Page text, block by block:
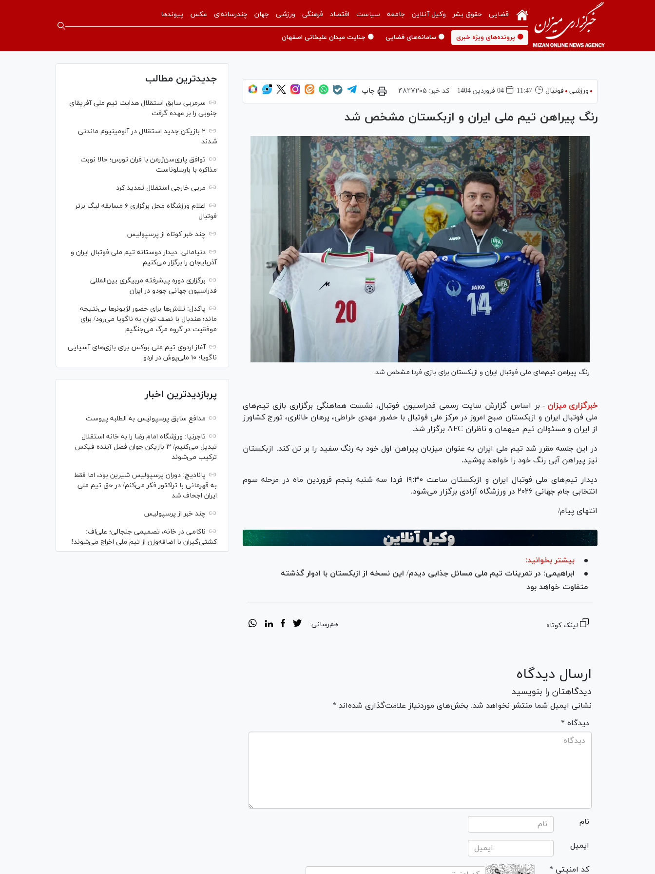
قضایی حقوق بشر وکیل آنلاین جامعه سیاست اقتصاد فرهنگی ورزشی جهان چندرسانه‌ای عکس پیوندها
🟡 پرونده‌های ویژه خبری 🟡 سامانه‌های قضایی 🟡 جنایت میدان علیخانی اصفهان
ورزشی فوتبال 11:47 04 فروردين 1404 کد خبر: ۴۸۲۷۲۰۵ چاپ
رنگ پیراهن تیم ملی ایران و ازبکستان مشخص شد
رنگ پیراهن تیم‌های ملی فوتبال ایران و ازبکستان برای بازی فردا مشخص شد.
خبرگزاری میزان - بر اساس گزارش سایت رسمی فدراسیون فوتبال، نشست هماهنگی برگزاری بازی تیم‌های
ملی فوتبال ایران و ازبکستان صبح امروز در مرکز ملی فوتبال با حضور مهدی خراطی، پرهان خانلری، تورج کشاورز
از ایران و مسئولان تیم میهمان و ناظران AFC برگزار شد.
در این جلسه مقرر شد تیم ملی ایران به عنوان میزبان پیراهن اول خود به رنگ سفید را بر تن کند. ازبکستان
نیز پیراهن آبی رنگ خود را خواهد پوشید.
دیدار تیم‌های ملی فوتبال ایران و ازبکستان ساعت ۱۹:۳۰ فردا سه شنبه پنجم فروردین ماه در مرحله سوم
انتخابی جام جهانی ۲۰۲۶ در ورزشگاه آزادی برگزار می‌شود.
انتهای پیام/
بیشتر بخوانید:
ابراهیمی: در تمرینات تیم ملی مسائل جذابی دیدم/ این نسخه از ازبکستان با ادوار گذشته
متفاوت خواهد بود
لینک کوتاه هم‌رسانی:
ارسال دیدگاه
دیدگاهتان را بنویسید
نشانی ایمیل شما منتشر نخواهد شد. بخش‌های موردنیاز علامت‌گذاری شده‌اند *
* دیدگاه
نام
ایمیل
* کد امنیتی
جدیدترین مطالب
سرمربی سابق استقلال هدایت تیم ملی آفریقای
جنوبی را بر عهده گرفت
۲ بازیکن جدید استقلال در آلومینیوم ماندنی
شدند
توافق پاری‌سن‌ژرمن با فران تورس؛ حالا نوبت
مذاکره با بارسلوناست
مربی خارجی استقلال تمدید کرد
اعلام ورزشگاه محل برگزاری ۶ مسابقه لیگ برتر
فوتبال
چند خبر کوتاه از پرسپولیس
دنیامالی: دیدار دوستانه تیم ملی فوتبال ایران و
آذربایجان را برگزار می‌کنیم
برگزاری دوره پیشرفته مربیگری بین‌المللی
فدراسیون جهانی جودو در ایران
پاکدل: تلاش‌ها برای حضور لژیونر‌ها بی‌نتیجه
ماند؛ هندبال با نصف توان به ناگویا می‌رود/ برای
موفقیت در گروه مرگ می‌جنگیم
آغاز اردوی تیم ملی بوکس برای بازی‌های آسیایی
ناگویا؛ ۱۰ ملی‌پوش در اردو
پربازدیدترین اخبار
مدافع سابق پرسپولیس به الطلبه پیوست
تاجرنیا: ورزشگاه امام رضا را به خانه استقلال
تبدیل می‌کنیم/ ۳ بازیکن جوان فصل آینده فیکس
ترکیب می‌شوند
پانادیچ: دوران پرسپولیس شیرین بود، اما فقط
به قهرمانی با تراکتور فکر می‌کنم/ در حق تیم ملی
ایران اجحاف شد
چند خبر از پرسپولیس
ناکامی در خانه، تصمیمی جنجالی؛ علی‌اف:
کشتی‌گیران با اضافه‌وزن از تیم ملی اخراج می‌شوند!